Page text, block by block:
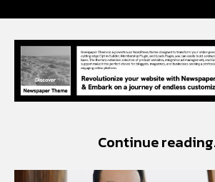
ENTERTAINMENT
THE TASTE
LUXE MOTION
Continue